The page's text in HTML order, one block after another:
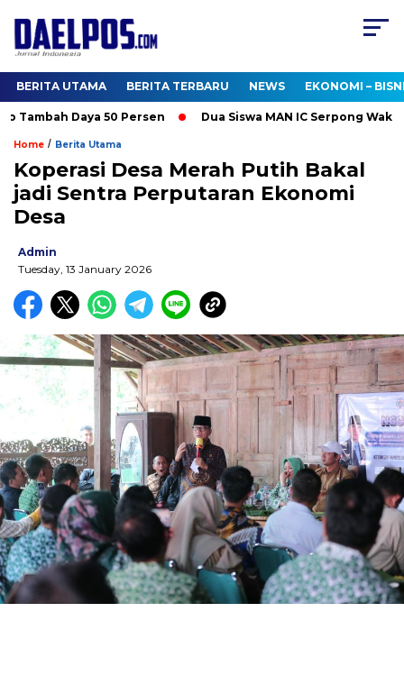
BERITA UTAMA BERITA TERBARU NEWS EKONOMI –
Daya 50 Persen Dua Siswa MAN IC Serpong Wakili
Home / Berita Utama
Koperasi Desa Merah Putih Bakal
jadi Sentra Perputaran Ekonomi
Desa
Admin
Tuesday, 13 January 2026